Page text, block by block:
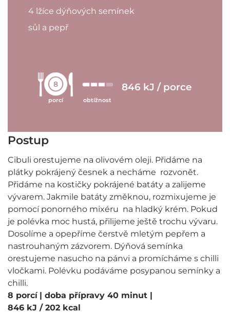
4 lžíce dýňových semínek
sůl a pepř
8
porcí obtížnost
846 kJ / porce
Postup
Cibuli orestujeme na olivovém oleji. Přidáme na
plátky pokrájený česnek a necháme rozvonět.
Přidáme na kostičky pokrájené batáty a zalijeme
vývarem. Jakmile batáty změknou, rozmixujeme je
pomocí ponorného mixéru na hladký krém. Pokud
je polévka moc hustá, přilijeme ještě trochu vývaru.
Dosolíme a opepříme čerstvě mletým pepřem a
nastrouhaným zázvorem. Dýňová semínka
orestujeme nasucho na pánvi a promícháme s chilli
vločkami. Polévku podáváme posypanou semínky a
chilli.
8 porcí | doba přípravy 40 minut |
846 kJ / 202 kcal